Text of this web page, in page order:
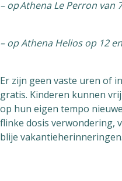
– opAthena Le Perron van
– op Athena Helios op 12
Er zijn geen vaste uren of
gratis. Kinderen kunnen
op hun eigen tempo
flinke dosis verwondering,
blije vakantieherinneringen.